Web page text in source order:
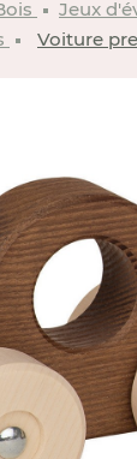
Jeux
Voiture